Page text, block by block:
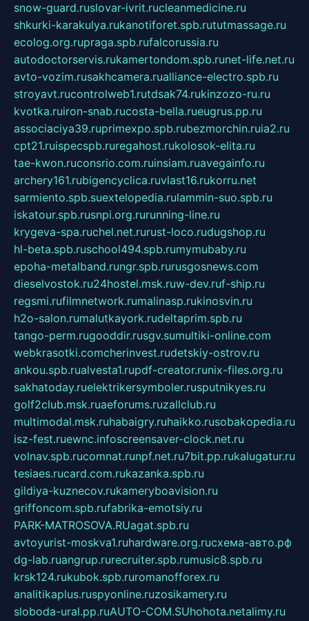
snow-guard.ruslovar-ivrit.rucleanmedicine.ru
shkurki-karakulya.rukanotiforet.spb.rututmassage.ru
ecolog.org.rupraga.spb.rufalcorussia.ru
autodoctorservis.rukamertondom.spb.runet-life.net.ru
avto-vozim.rusakhcamera.rualliance-electro.spb.ru
stroyavt.rucontrolweb1.rutdsak74.rukinzozo-ru.ru
kvotka.ruiron-snab.rucosta-bella.rueugrus.pp.ru
associaciya39.ruprimexpo.spb.rubezmorchin.ruia2.ru
cpt21.ruispecspb.ruregahost.rukolosok-elita.ru
tae-kwon.ruconsrio.com.ruinsiam.ruavegainfo.ru
archery161.rubigencyclica.ruvlast16.rukorru.net
sarmiento.spb.suextelopedia.rulammin-suo.spb.ru
iskatour.spb.rusnpi.org.rurunning-line.ru
krygeva-spa.ruchel.net.rurust-loco.rudugshop.ru
hl-beta.spb.ruschool494.spb.rumymubaby.ru
epoha-metalband.rungr.spb.rurusgosnews.com
dieselvostok.ru24hostel.msk.ruw-dev.ruf-ship.ru
regsmi.rufilmnetwork.rumalinasp.rukinosvin.ru
h2o-salon.rumalutkayork.rudeltaprim.spb.ru
tango-perm.rugooddir.rusgv.sumultiki-online.com
webkrasotki.comcherinvest.rudetskiy-ostrov.ru
ankou.spb.rualvesta1.rupdf-creator.runix-files.org.ru
sakhatoday.ruelektrikersymboler.rusputnikyes.ru
golf2club.msk.ruaeforums.ruzallclub.ru
multimodal.msk.ruhabaigry.ruhaikko.rusobakopedia.ru
isz-fest.ruewnc.infoscreensaver-clock.net.ru
volnav.spb.rucomnat.runpf.net.ru7bit.pp.rukalugatur.ru
tesiaes.rucard.com.rukazanka.spb.ru
gildiya-kuznecov.rukameryboavision.ru
griffoncom.spb.rufabrika-emotsiy.ru
PARK-MATROSOVA.RUagat.spb.ru
avtoyurist-moskva1.ruhardware.org.ruсхема-авто.рф
dg-lab.ruangrup.rurecruiter.spb.rumusic8.spb.ru
krsk124.rukubok.spb.ruromanofforex.ru
analitikaplus.ruspyonline.ruzosikamery.ru
sloboda-ural.pp.ruAUTO-COM.SUhohota.netalimy.ru